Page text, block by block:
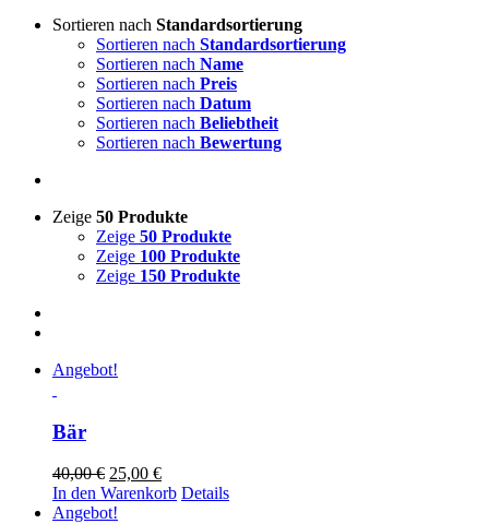
Sortieren nach Standardsortierung
Sortieren nach Standardsortierung
Sortieren nach Name
Sortieren nach Preis
Sortieren nach Datum
Sortieren nach Beliebtheit
Sortieren nach Bewertung
Zeige 50 Produkte
Zeige 50 Produkte
Zeige 100 Produkte
Zeige 150 Produkte
Angebot!
Bär
40,00€ Ursprünglicher
Preis
war:
25,00 €Aktueller
Preis
In den Warenkorb Details
Angebot!